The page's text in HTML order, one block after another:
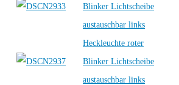
Blinker Lichtscheibe
austauschbar links
Heckleuchte roter
Blinker Lichtscheibe
austauschbar links